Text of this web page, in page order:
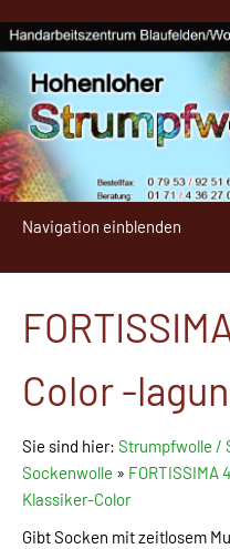
Navigation einblenden
Color -
Sie sind hier: Strumpfwolle /
Sockenwolle » FORTISSIMA
Klassiker-Color
Gibt Socken mit zeitlosem